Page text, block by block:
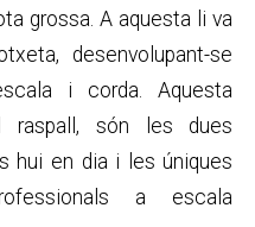
grossa. A aquesta li va
desenvolupant-se
i corda. Aquesta
raspall, són les dues
hui en dia i les úniques
a escala